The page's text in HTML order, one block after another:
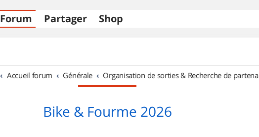
Forum Partager Shop
Accueil forum Générale Organisation de sorties & Recherche de
Bike & Fourme 2026